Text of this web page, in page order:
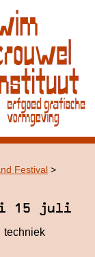
Festival >
15 juli
techniek